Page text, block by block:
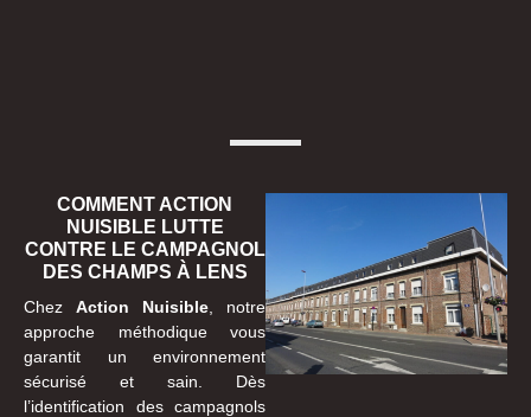
COMMENT ACTION
NUISIBLE LUTTE
CONTRE LE CAMPAGNOL
DES CHAMPS À LENS
Chez Action Nuisible , notre
approche méthodique vous
garantit un environnement
sécurisé et sain. Dès
l’identification des campagnols